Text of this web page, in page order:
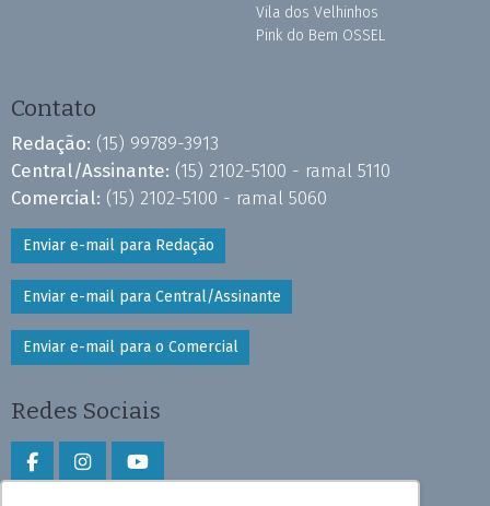
Vila dos Velhinhos
Pink do Bem OSSEL
Contato
Redação: (15) 99789-3913
Central/Assinante: (15) 2102-5100 - ramal 5110
Comercial: (15) 2102-5100 - ramal 5060
Enviar e-mail para Redação
Enviar e-mail para Central/Assinante
Enviar e-mail para o Comercial
Redes Sociais